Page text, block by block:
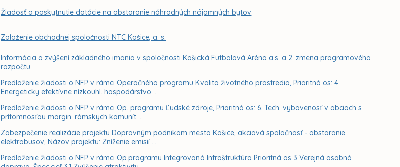
Žiadosť o poskytnutie dotácie na obstaranie náhradných nájomných bytov
Založenie obchodnej spoločnosti NTC Košice, a. s.
Informácia o zvýšení základného imania v spoločnosti Košická Futbalová Aréna a.s. a 2. zmena programového
rozpočtu
Predloženie žiadosti o NFP v rámci Operačného programu Kvalita životného prostredia, Prioritná os: 4.
Energeticky efektívne nízkouhl. hospodárstvo ...
Predloženie žiadosti o NFP v rámci Op. programu Ľudské zdroje, Prioritná os: 6. Tech. vybavenosť v obciach s
prítomnosťou margin. rómskych komunít ...
Zabezpečenie realizácie projektu Dopravným podnikom mesta Košice, akciová spoločnosť - obstaranie
elektrobusov, Názov projektu: Zníženie emisií ...
Predloženie žiadosti o NFP v rámci Op.programu Integrovaná Infraštruktúra Prioritná os 3 Verejná osobná